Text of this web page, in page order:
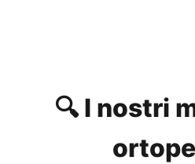
🔍 I nostri